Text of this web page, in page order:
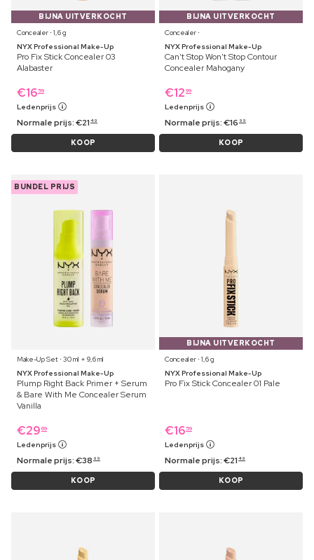
BIJNA UITVERKOCHT
Concealer ⋅ 1,6 g
NYX Professional Make-Up
Pro Fix Stick Concealer 03
Alabaster
€16 59
Ledenprijs
Normale prijs:€21 49
KOOP
BIJNA UITVERKOCHT
Concealer ⋅
NYX Professional Make-Up
Can't Stop Won't Stop Contour
Concealer Mahogany
€12 99
Ledenprijs
Normale prijs:€16 99
KOOP
BUNDEL PRIJS
Make-Up Set ⋅ 30 ml + 9,6 ml
NYX Professional Make-Up
Plump Right Back Primer + Serum
& Bare With Me Concealer Serum
Vanilla
€29 69
Ledenprijs
Normale prijs:€38 99
KOOP
BIJNA UITVERKOCHT
Concealer ⋅ 1,6 g
NYX Professional Make-Up
Pro Fix Stick Concealer 01 Pale
€16 59
Ledenprijs
Normale prijs:€21 49
KOOP